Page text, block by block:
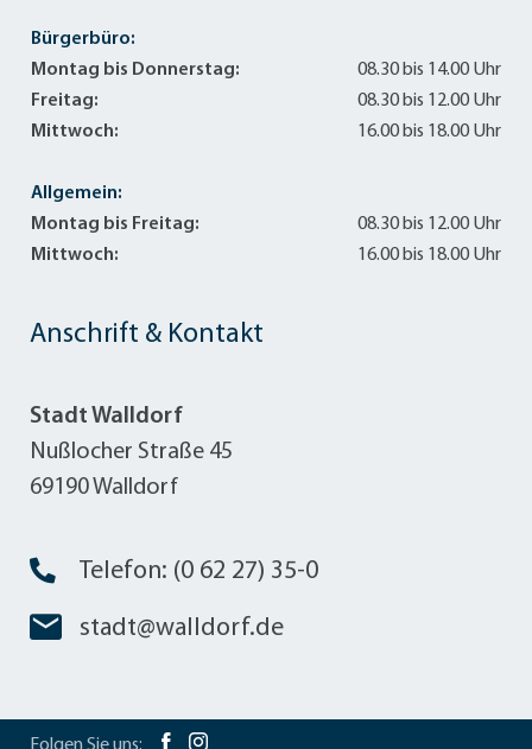
Anschrift & Kontakt
Stadt Walldorf
Nußlocher Straße 45
69190 Walldorf
Telefon: (0 62 27) 35-0
stadt@walldorf.de
Bürgerbüro:
Montag bis Donnerstag:
08.30 bis 14.00 Uhr
Freitag:
08.30 bis 12.00 Uhr
Mittwoch:
16.00 bis 18.00 Uhr
Allgemein:
Montag bis Freitag:
08.30 bis 12.00 Uhr
Mittwoch:
16.00 bis 18.00 Uhr